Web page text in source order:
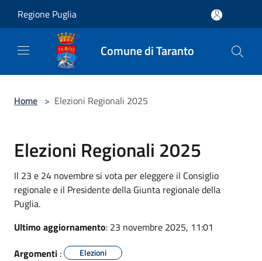
Regione Puglia
Comune di Taranto
Home > Elezioni Regionali 2025
Elezioni Regionali 2025
Il 23 e 24 novembre si vota per eleggere il Consiglio
regionale e il Presidente della Giunta regionale della
Puglia.
Ultimo aggiornamento: 23 novembre 2025, 11:01
Argomenti : Elezioni